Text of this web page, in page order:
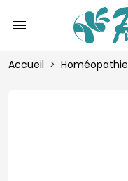
menu
Accueil Homéopathie